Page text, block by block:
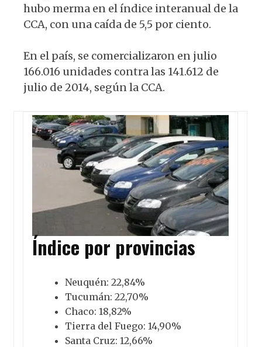
hubo merma en el índice interanual de la
CCA, con una caída de 5,5 por ciento.
En el país, se comercializaron en julio
166.016 unidades contra las 141.612 de
julio de 2014, según la CCA.
Índice por provincias
Neuquén: 22,84%
Tucumán: 22,70%
Chaco: 18,82%
Tierra del Fuego: 14,90%
Santa Cruz: 12,66%